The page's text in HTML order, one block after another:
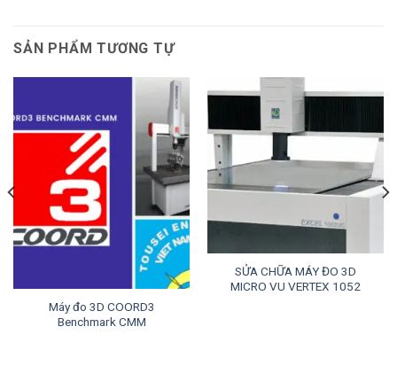
SẢN PHẨM TƯƠNG TỰ
Máy đo 3D COORD3
Benchmark CMM
SỬA CHỮA MÁY ĐO 3D
MICRO VU VERTEX 1052